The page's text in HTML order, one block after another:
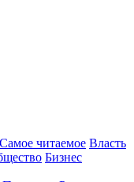
Самое читаемое Власть
Бизнес